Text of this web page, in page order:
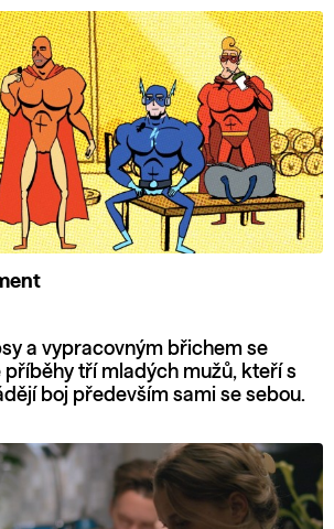
a vypracovným břichem se
tří mladých mužů, kteří s
boj především sami se sebou.